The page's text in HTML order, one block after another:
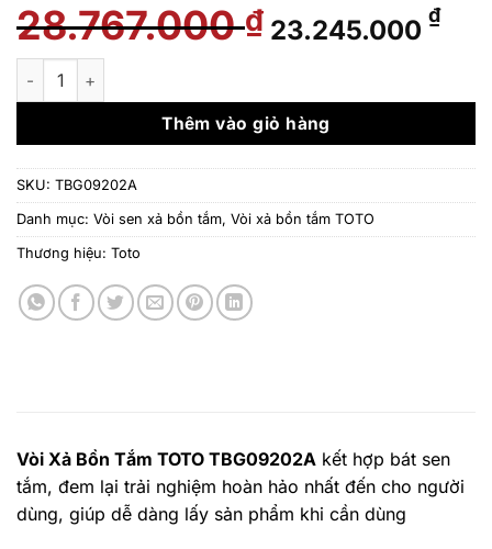
28.767.000₫ Giá
gốc
28.767.000 ₫.
23.245.000 ₫Giá
là:
Vòi Xả Bồn Tắm Nóng Lạnh Kèm Sen Tắm TOTO TBG09202A
Thêm vào giỏ hàng
SKU: TBG09202A
Danh mục: Vòi sen xả bồn tắm, Vòi xả bồn tắm TOTO
Thương hiệu: Toto
Vòi Xả Bồn Tắm TOTO TBG09202A kết hợp bát sen
tắm, đem lại trải nghiệm hoàn hảo nhất đến cho người
dùng, giúp dễ dàng lấy sản phẩm khi cần dùng